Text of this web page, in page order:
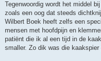
Tegenwoordig wordt het middel
zoals een oog dat steeds
Wilbert Boek heeft zelfs een
mensen met hoofdpijn en
patiënt die ik al een tijd in de
smaller. Zo dik was die kaakspier